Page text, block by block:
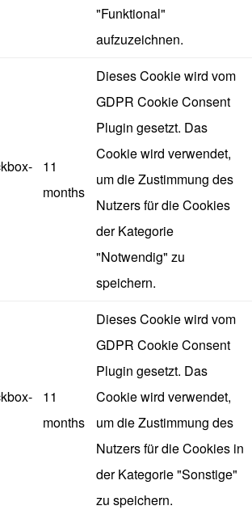
"Funktional"
aufzuzeichnen.
11
months
Dieses Cookie wird vom
GDPR Cookie Consent
Plugin gesetzt. Das
Cookie wird verwendet,
um die Zustimmung des
Nutzers für die Cookies
der Kategorie
"Notwendig" zu
speichern.
11
months
Dieses Cookie wird vom
GDPR Cookie Consent
Plugin gesetzt. Das
Cookie wird verwendet,
um die Zustimmung des
Nutzers für die Cookies in
der Kategorie "Sonstige"
zu speichern.